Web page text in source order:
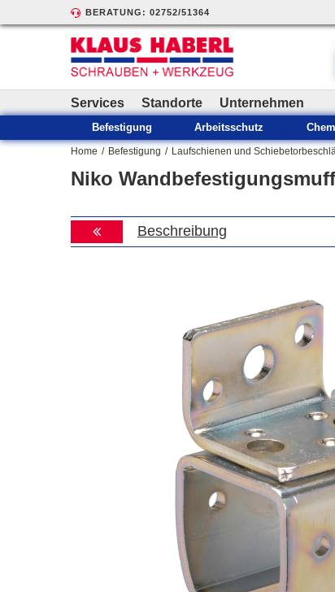
BERATUNG: 02752/51364
Services Standorte Unternehmen
Befestigung Arbeitsschutz
Home / Befestigung / Laufschienen und
Niko
Beschreibung